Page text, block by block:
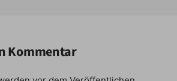
Kommentar